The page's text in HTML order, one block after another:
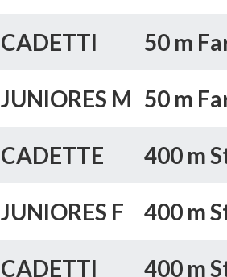
CADETTI 50 m
JUNIORES M 50 m
CADETTE 400 m
JUNIORES F 400 m
CADETTI 400 m